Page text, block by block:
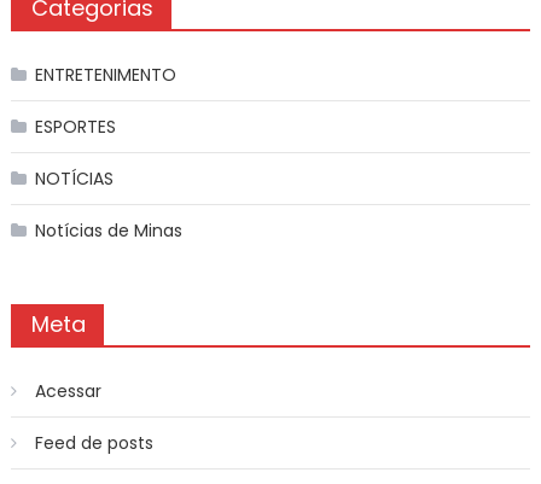
Categorias
ENTRETENIMENTO
ESPORTES
NOTÍCIAS
Notícias de Minas
Meta
Acessar
Feed de posts